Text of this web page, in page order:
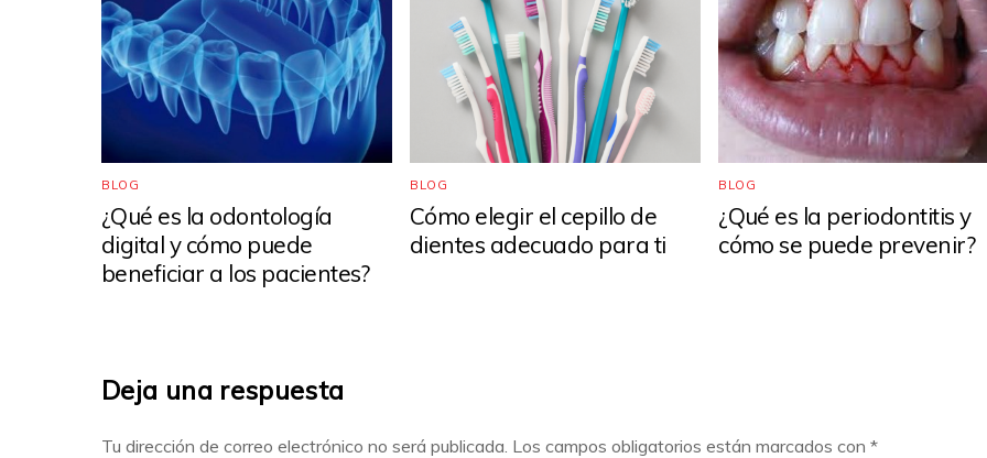
BLOG
¿Qué es la odontología
digital y cómo puede
beneficiar a los pacientes?
BLOG
Cómo elegir el cepillo de
dientes adecuado para ti
BLOG
¿Qué es la periodontitis y
cómo se puede prevenir?
Deja una respuesta
Tu dirección de correo electrónico no será publicada. Los campos obligatorios están marcados con *